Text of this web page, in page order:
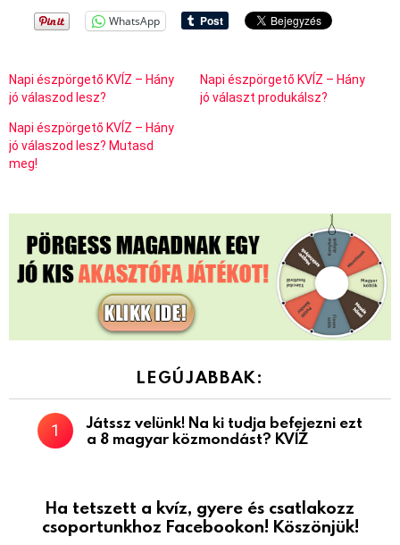
WhatsApp
Napi észpörgető KVÍZ – Hány
jó válaszod lesz?
Napi észpörgető KVÍZ – Hány
jó választ produkálsz?
Napi észpörgető KVÍZ – Hány
jó válaszod lesz? Mutasd
meg!
LEGÚJABBAK:
Játssz velünk! Na ki tudja befejezni ezt
a 8 magyar közmondást? KVÍZ
Ha tetszett a kvíz, gyere és csatlakozz
csoportunkhoz Facebookon! Köszönjük!